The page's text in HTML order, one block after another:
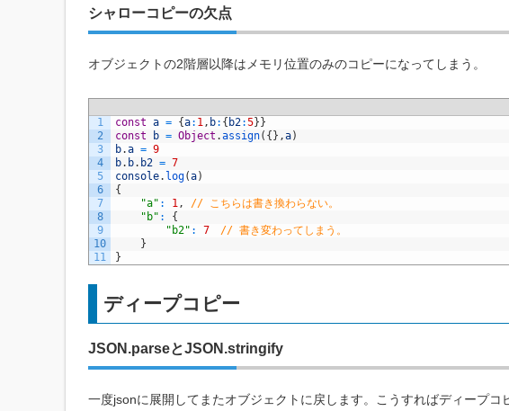
シャローコピーの欠点
オブジェクトの2階層以降はメモリ位置のみのコピーになってしまう。
1
2
3
4
5
6
7
8
9
10
11
const a = {a: 1 , b: { b2:5}}
const
b = Object .assign( {} ,a)
b.a = 9
b. b. b2 = 7
console. log(a)
{
"a" : 1 ,
// こちらは書き換わらない。
"b" :
{
"b2" : 7
// 書き変わってしまう。
}
}
ディープコピー
JSON.parseとJSON.stringify
一度jsonに展開してまたオブジェクトに戻します。こうすればディープコ